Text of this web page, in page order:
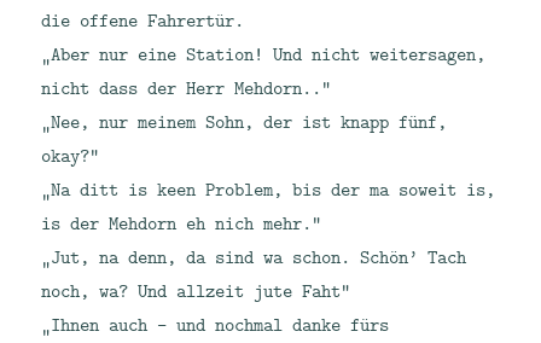
die offene Fahrertür.
„Aber nur eine Station! Und nicht weitersagen,
nicht dass der Herr Mehdorn..“
„Nee, nur meinem Sohn, der ist knapp fünf,
okay?“
„Na ditt is keen Problem, bis der ma soweit is,
is der Mehdorn eh nich mehr.“
„Jut, na denn, da sind wa schon. Schön’ Tach
noch, wa? Und allzeit jute Faht“
„Ihnen auch – und nochmal danke fürs